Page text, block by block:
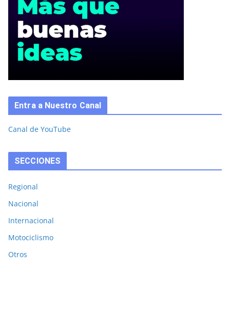
Entra a Nuestro Canal
Canal de YouTube
SECCIONES
Regional
Nacional
Internacional
Motociclismo
Otros